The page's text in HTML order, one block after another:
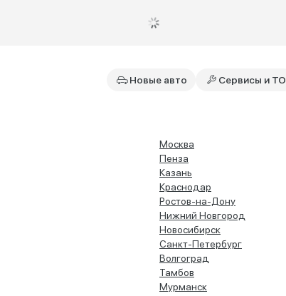
Новые авто Сервисы и ТО
Москва
Пенза
Казань
Краснодар
Ростов-на-Дону
Нижний Новгород
Новосибирск
Санкт-Петербург
Волгоград
Тамбов
Мурманск